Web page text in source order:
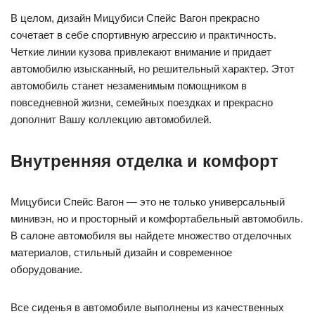
В целом, дизайн Мицубиси Спейс Вагон прекрасно
сочетает в себе спортивную агрессию и практичность.
Четкие линии кузова привлекают внимание и придает
автомобилю изысканный, но решительный характер. Этот
автомобиль станет незаменимым помощником в
повседневной жизни, семейных поездках и прекрасно
дополнит Вашу коллекцию автомобилей.
Внутренняя отделка и комфорт
Мицубиси Спейс Вагон — это не только универсальный
минивэн, но и просторный и комфортабельный автомобиль.
В салоне автомобиля вы найдете множество отделочных
материалов, стильный дизайн и современное
оборудование.
Все сиденья в автомобиле выполнены из качественных